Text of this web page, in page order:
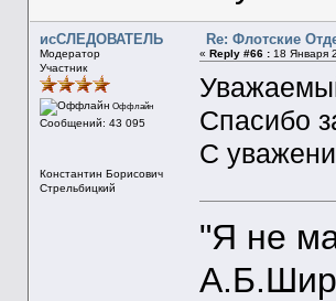
исСЛЕДОВАТЕЛЬ
Модератор
Участник
Оффлайн
Сообщений: 43 095
Константин Борисович
Стрельбицкий
Re: Флотские
« Reply #66 :18 Января
Спасибо
С
"Я не